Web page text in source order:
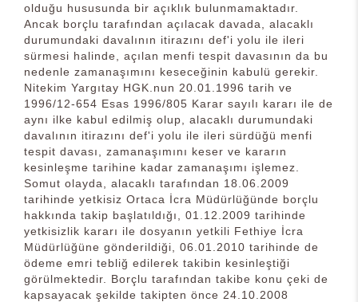
olduğu hususunda bir açıklık bulunmamaktadır.
Ancak borçlu tarafından açılacak davada, alacaklı
durumundaki davalının itirazını def'i yolu ile ileri
sürmesi halinde, açılan menfi tespit davasının da bu
nedenle zamanaşımını keseceğinin kabulü gerekir.
Nitekim Yargıtay HGK.nun 20.01.1996 tarih ve
1996/12-654 Esas 1996/805 Karar sayılı kararı ile de
aynı ilke kabul edilmiş olup, alacaklı durumundaki
davalının itirazını def'i yolu ile ileri sürdüğü menfi
tespit davası, zamanaşımını keser ve kararın
kesinleşme tarihine kadar zamanaşımı işlemez.
Somut olayda, alacaklı tarafından 18.06.2009
tarihinde yetkisiz Ortaca İcra Müdürlüğünde borçlu
hakkında takip başlatıldığı, 01.12.2009 tarihinde
yetkisizlik kararı ile dosyanın yetkili Fethiye İcra
Müdürlüğüne gönderildiği, 06.01.2010 tarihinde de
ödeme emri tebliğ edilerek takibin kesinleştiği
görülmektedir. Borçlu tarafından takibe konu çeki de
kapsayacak şekilde takipten önce 24.10.2008